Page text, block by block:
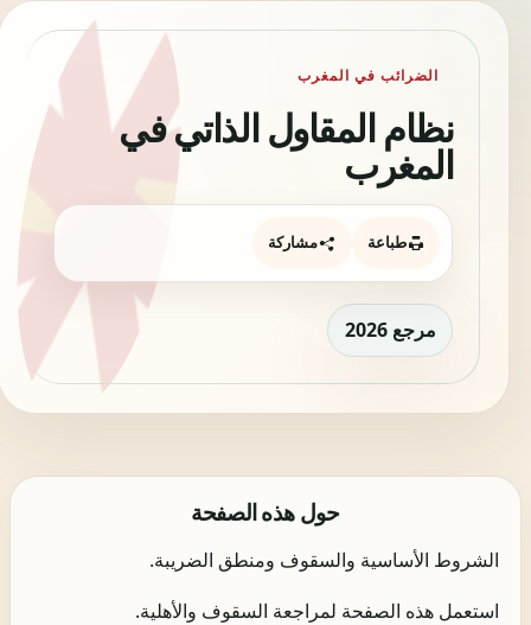
الضرائب في المغرب
نظام المقاول الذاتي في
المغرب
طباعة مشاركة
مرجع 2026
حول هذه الصفحة
الشروط الأساسية والسقوف ومنطق الضريبة.
استعمل هذه الصفحة لمراجعة السقوف والأهلية.